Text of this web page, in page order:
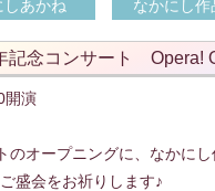
しあかね なかにし作
記念コンサート Opera!
開演
のオープニングに、なかに
盛会をお祈りします♪